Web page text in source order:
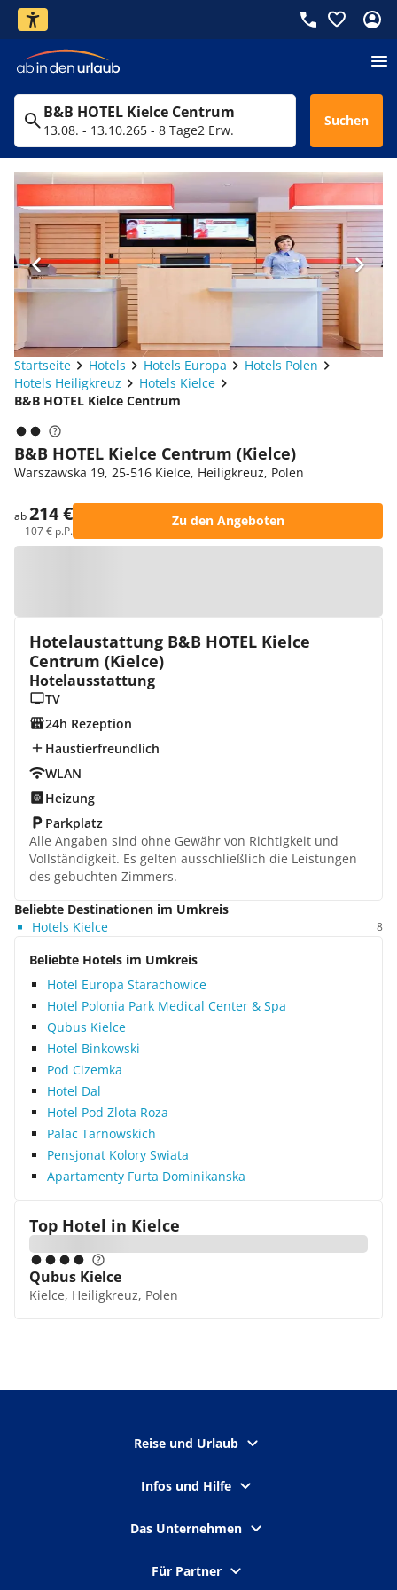
B&B HOTEL Kielce Centrum
13.08. - 13.10.265 - 8 Tage2 Erw.
Suchen
Startseite Hotels Hotels Europa
Hotels Polen
Hotels Heiligkreuz
Hotels Kielce
B&B HOTEL Kielce Centrum
B&B HOTEL Kielce Centrum (Kielce)
Warszawska 19, 25-516 Kielce, Heiligkreuz, Polen
ab214 €
107 € p.P.
Zu den Angeboten
Hotelaustattung B&B HOTEL Kielce
Centrum (Kielce)
Hotelausstattung
TV
24h Rezeption
Haustierfreundlich
WLAN
Heizung
Parkplatz
Alle Angaben sind ohne Gewähr von Richtigkeit und
Vollständigkeit. Es gelten ausschließlich die Leistungen
des gebuchten Zimmers.
Beliebte Destinationen im Umkreis
Hotels Kielce
8
Beliebte Hotels im Umkreis
Hotel Europa Starachowice
Hotel Polonia Park Medical Center & Spa
Qubus Kielce
Hotel Binkowski
Pod Cizemka
Hotel Dal
Hotel Pod Zlota Roza
Palac Tarnowskich
Pensjonat Kolory Swiata
Apartamenty Furta Dominikanska
Top Hotel in Kielce
Qubus Kielce
Kielce, Heiligkreuz, Polen
Reise und Urlaub
Infos und Hilfe
Das Unternehmen
Für Partner